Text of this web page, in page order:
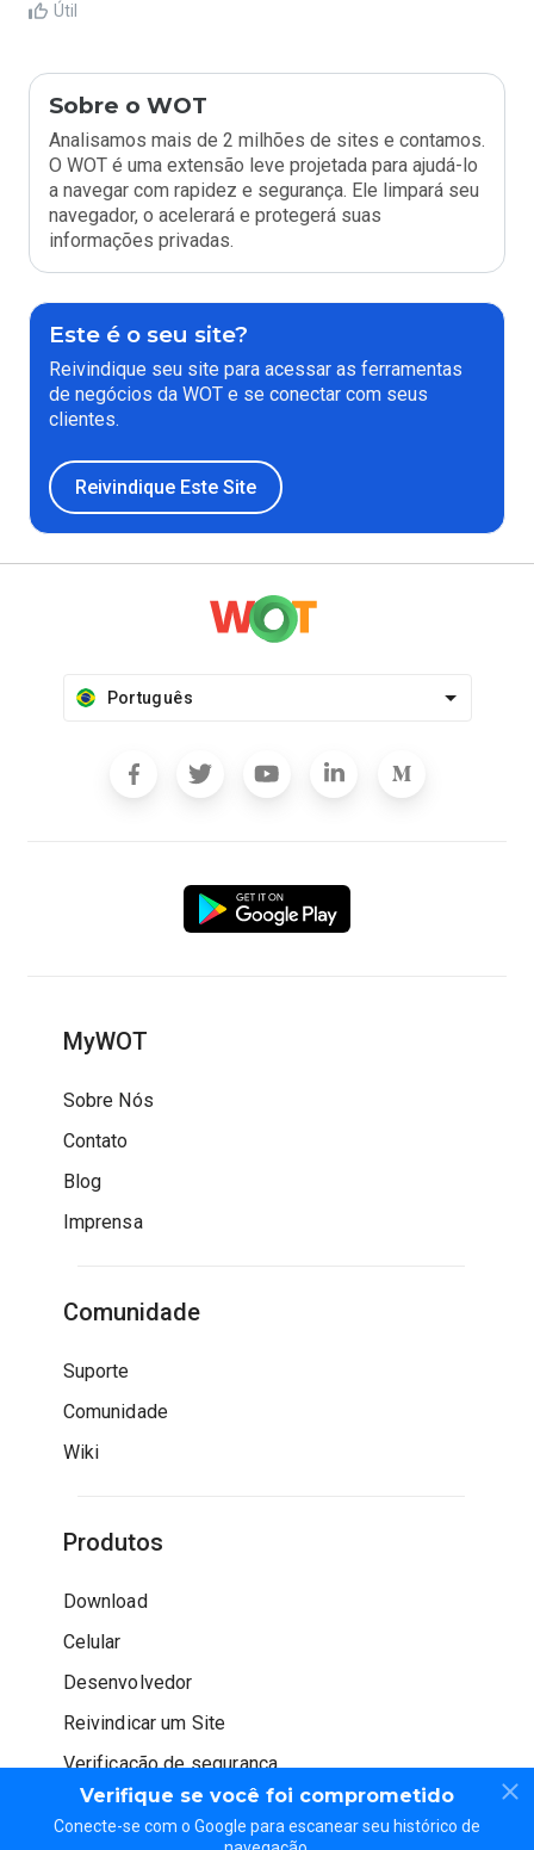
Útil
Verifique se você foi comprometido
Conecte-se com o Google para escanear seu histórico de
Sobre o WOT
Analisamos mais de 2 milhões de sites e contamos.
O WOT é uma extensão leve projetada para ajudá-lo
a navegar com rapidez e segurança. Ele limpará seu
navegador, o acelerará e protegerá suas
informações privadas.
Este é o seu site?
Reivindique seu site para acessar as ferramentas
de negócios da WOT e se conectar com seus
clientes.
Reivindique Este Site
Português
MyWOT
Sobre Nós
Contato
Blog
Imprensa
Comunidade
Suporte
Comunidade
Wiki
Produtos
Download
Celular
Desenvolvedor
Reivindicar um Site
Verificação de segurança